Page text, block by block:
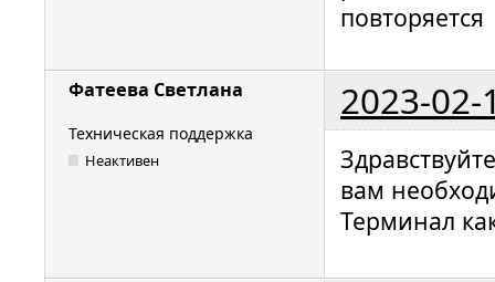
повторяется
Фатеева Светлана 2023-02-
Техническая поддержка
Неактивен
вам
Терминал